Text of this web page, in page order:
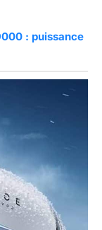
: puissance